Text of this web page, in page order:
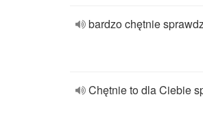
bardzo chętnie
Chętnie to dla Ciebie